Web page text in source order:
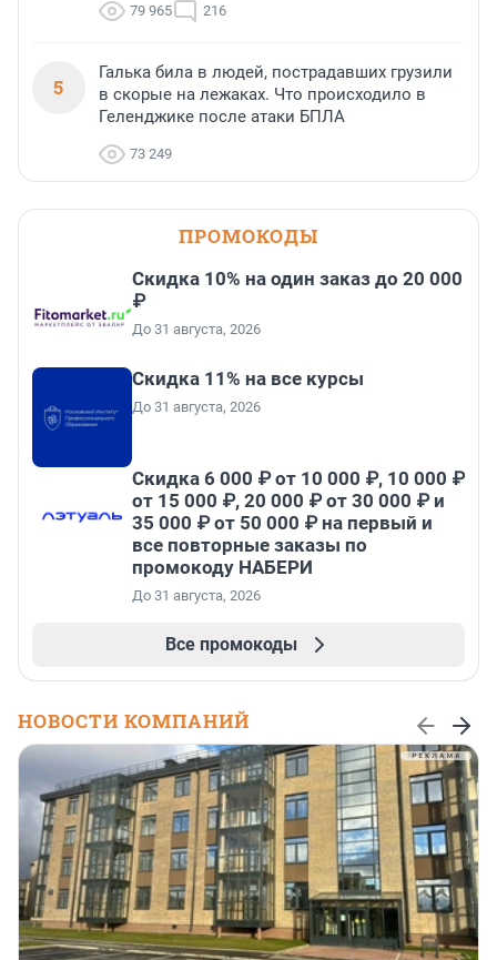
79 965 216
5
Галька била в людей, пострадавших грузили
в скорые на лежаках. Что происходило в
Геленджике после атаки БПЛА
73 249
ПРОМОКОДЫ
Скидка 10% на один заказ до 20 000
₽
До 31 августа, 2026
Скидка 11% на все курсы
До 31 августа, 2026
Скидка 6 000 ₽ от 10 000 ₽, 10 000 ₽
от 15 000 ₽, 20 000 ₽ от 30 000 ₽ и
35 000 ₽ от 50 000 ₽ на первый и
все повторные заказы по
промокоду НАБЕРИ
До 31 августа, 2026
Все промокоды
НОВОСТИ КОМПАНИЙ